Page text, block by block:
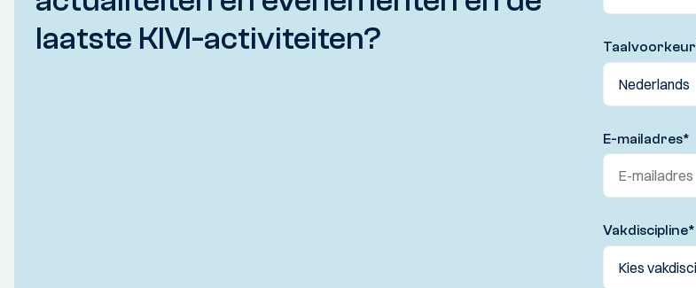
laatste KIVI-activiteiten?
Taalvoorkeur
E-mailadres*
Vakdiscipline*